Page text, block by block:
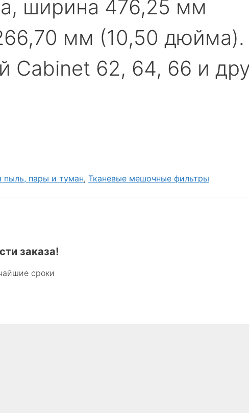
ширина 476,25 мм
мм (10,50
Cabinet 62, 64, 66 и
пары и туман, Тканевые мешочные фильтры
заказа!
сроки